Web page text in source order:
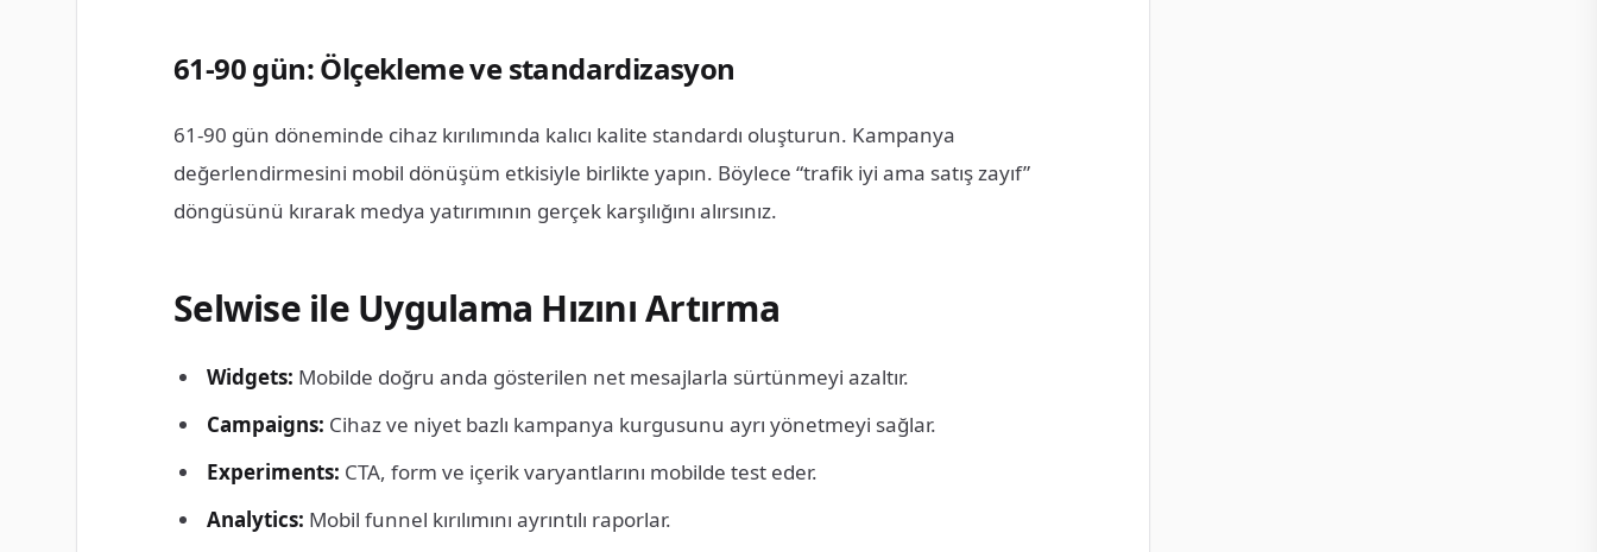
61-90 gün: Ölçekleme ve standardizasyon
61-90 gün döneminde cihaz kırılımında kalıcı kalite standardı oluşturun. Kampanya
değerlendirmesini mobil dönüşüm etkisiyle birlikte yapın. Böylece “trafik iyi ama satış zayıf”
döngüsünü kırarak medya yatırımının gerçek karşılığını alırsınız.
Selwise ile Uygulama Hızını Artırma
Widgets: Mobilde doğru anda gösterilen net mesajlarla sürtünmeyi azaltır.
Campaigns: Cihaz ve niyet bazlı kampanya kurgusunu ayrı yönetmeyi sağlar.
Experiments: CTA, form ve içerik varyantlarını mobilde test eder.
Analytics: Mobil funnel kırılımını ayrıntılı raporlar.